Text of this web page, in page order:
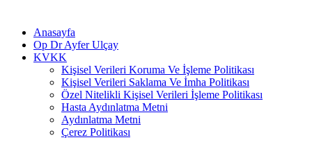
Anasayfa
Op Dr Ayfer Ulçay
KVKK
Kişisel Verileri Koruma Ve İşleme Politikası
Kişisel Verileri Saklama Ve İmha Politikası
Özel Nitelikli Kişisel Verileri İşleme Politikası
Hasta Aydınlatma Metni
Aydınlatma Metni
Çerez Politikası